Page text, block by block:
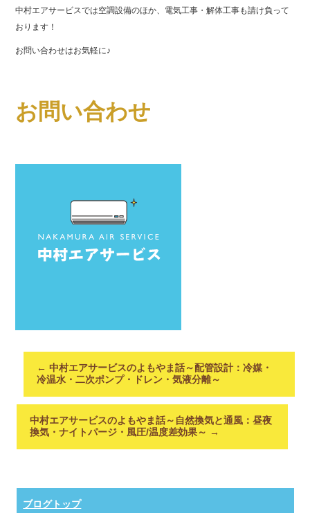
中村エアサービスでは空調設備のほか、電気工事・解体工事も請け負って
おります！
お問い合わせはお気軽に♪
お問い合わせ
← 中村エアサービスのよもやま話～配管設計：冷媒・
冷温水・二次ポンプ・ドレン・気液分離～
中村エアサービスのよもやま話～自然換気と通風：昼夜
換気・ナイトパージ・風圧/温度差効果～ →
ブログトップ